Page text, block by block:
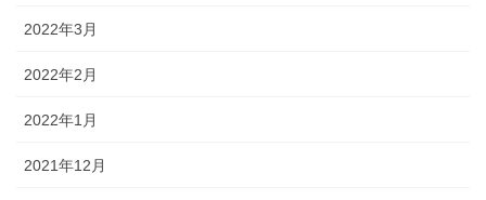
2022年3月
2022年2月
2022年1月
2021年12月